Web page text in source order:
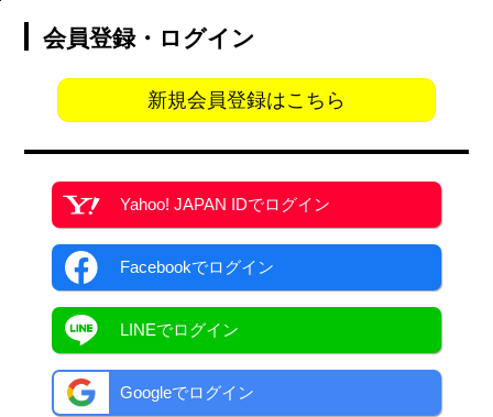
会員登録・ログイン
新規会員登録はこちら
Yahoo! JAPAN IDでログイン
Facebookでログイン
LINEでログイン
Googleでログイン